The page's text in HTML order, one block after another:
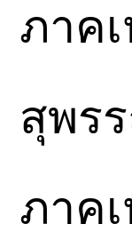
ภาค
สุพร
ภาค